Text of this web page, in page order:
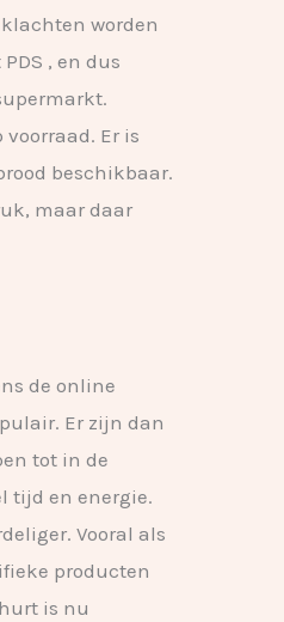
worden
, en dus
Er is
beschikbaar.
maar daar
de online
Er zijn dan
tot in de
tijd en energie.
Vooral als
producten
is nu